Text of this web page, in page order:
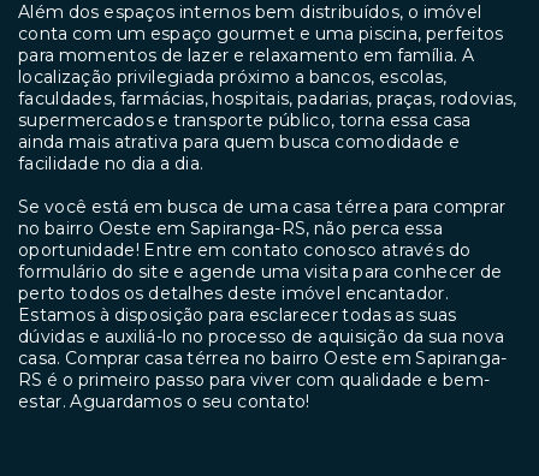
Além dos espaços internos bem distribuídos, o imóvel
conta com um espaço gourmet e uma piscina, perfeitos
para momentos de lazer e relaxamento em família. A
localização privilegiada próximo a bancos, escolas,
faculdades, farmácias, hospitais, padarias, praças, rodovias,
supermercados e transporte público, torna essa casa
ainda mais atrativa para quem busca comodidade e
facilidade no dia a dia.
Se você está em busca de uma casa térrea para comprar
no bairro Oeste em Sapiranga-RS, não perca essa
oportunidade! Entre em contato conosco através do
formulário do site e agende uma visita para conhecer de
perto todos os detalhes deste imóvel encantador.
Estamos à disposição para esclarecer todas as suas
dúvidas e auxiliá-lo no processo de aquisição da sua nova
casa. Comprar casa térrea no bairro Oeste em Sapiranga-
RS é o primeiro passo para viver com qualidade e bem-
estar. Aguardamos o seu contato!